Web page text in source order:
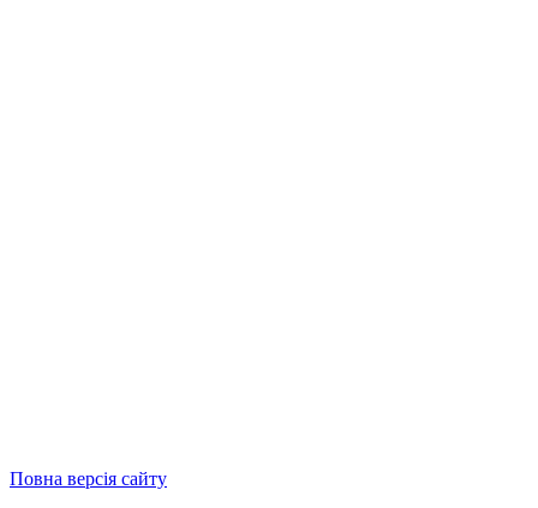
Повна версія сайту